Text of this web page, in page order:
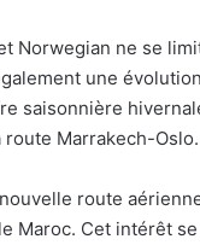
et Norwegian ne se
une
saisonnière
route Marrakech-Oslo.
route
Maroc. Cet intérêt